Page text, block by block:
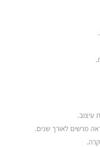
עיצוב.
מרשים לאורך שנים.